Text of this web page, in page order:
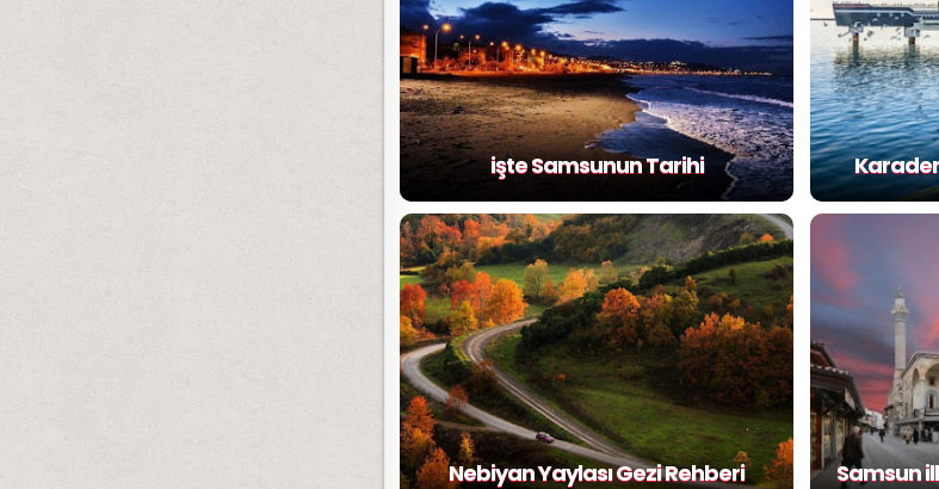
işte Samsunun Tarihi
Nebiyan Yaylası Gezi Rehberi Samsun